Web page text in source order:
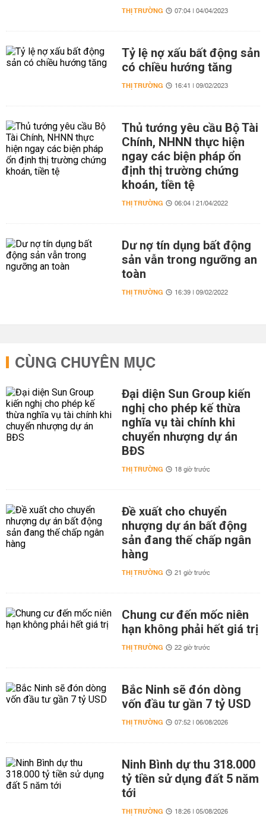
THỊ TRƯỜNG 07:04 | 04/04/2023
Tỷ lệ nợ xấu bất động sản
có chiều hướng tăng
THỊ TRƯỜNG 16:41 | 09/02/2023
Thủ tướng yêu cầu Bộ Tài
Chính, NHNN thực hiện
ngay các biện pháp ổn
định thị trường chứng
khoán, tiền tệ
THỊ TRƯỜNG 06:04 | 21/04/2022
Dư nợ tín dụng bất động
sản vẫn trong ngưỡng an
toàn
THỊ TRƯỜNG 16:39 | 09/02/2022
CÙNG CHUYÊN MỤC
Đại diện Sun Group kiến
nghị cho phép kế thừa
nghĩa vụ tài chính khi
chuyển nhượng dự án
BĐS
THỊ TRƯỜNG 18 giờ trước
Đề xuất cho chuyển
nhượng dự án bất động
sản đang thế chấp ngân
hàng
THỊ TRƯỜNG 21 giờ trước
Chung cư đến mốc niên
hạn không phải hết giá trị
THỊ TRƯỜNG 22 giờ trước
Bắc Ninh sẽ đón dòng
vốn đầu tư gần 7 tỷ USD
THỊ TRƯỜNG 07:52 | 06/08/2026
Ninh Bình dự thu 318.000
tỷ tiền sử dụng đất 5 năm
tới
THỊ TRƯỜNG 18:26 | 05/08/2026